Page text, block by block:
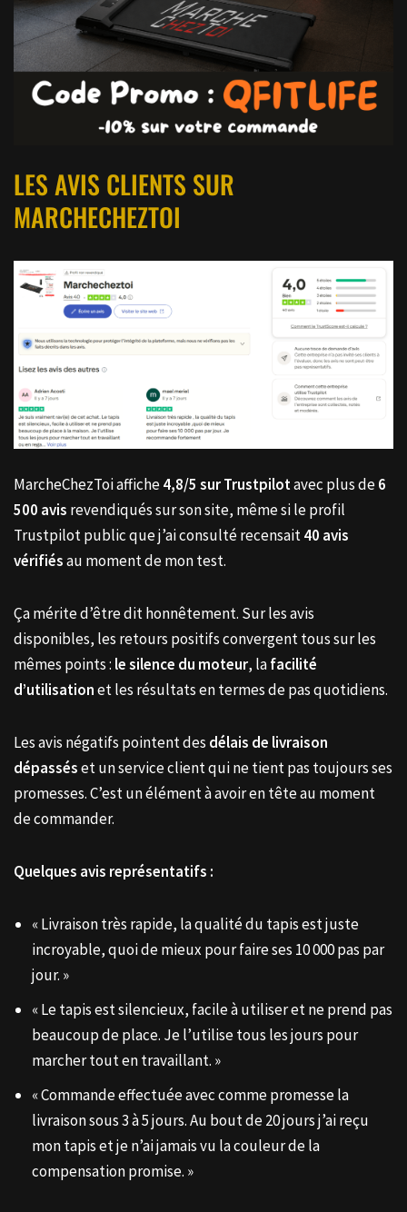
LES AVIS CLIENTS SUR
MARCHECHEZTOI
MarcheChezToi affiche4,8/5 sur Trustpilotavec plus de6
500 avis revendiqués sur son site, même si le profil
Trustpilot public que j’ai consulté recensait40 avis
vérifiésau moment de mon test.
Ça mérite d’être dit honnêtement. Sur les avis
disponibles, les retours positifs convergent tous sur les
mêmes points : le silence du moteur, lafacilité
d’utilisationet les résultats en termes de pas quotidiens.
Les avis négatifs pointent des délais de livraison
dépasséset un service client qui ne tient pas toujours ses
promesses. C’est un élément à avoir en tête au moment
de commander.
Quelques avis représentatifs :
« Livraison très rapide, la qualité du tapis est juste
incroyable, quoi de mieux pour faire ses 10 000 pas par
jour. »
« Le tapis est silencieux, facile à utiliser et ne prend pas
beaucoup de place. Je l’utilise tous les jours pour
marcher tout en travaillant. »
« Commande effectuée avec comme promesse la
livraison sous 3 à 5 jours. Au bout de 20 jours j’ai reçu
mon tapis et je n’ai jamais vu la couleur de la
compensation promise. »